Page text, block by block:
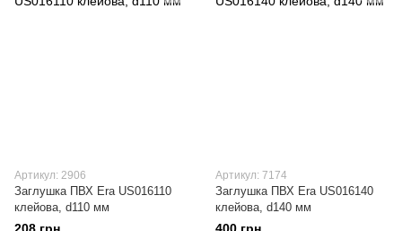
Артикул: 2906
Заглушка ПВХ Era US016110
клейова, d110 мм
Артикул: 7174
Заглушка ПВХ Era US016140
клейова, d140 мм